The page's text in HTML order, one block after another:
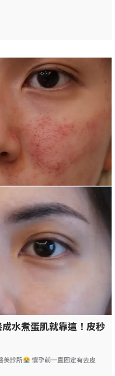
成水煮蛋肌就靠這！皮秒
美診所
懷孕前一直固定有去皮